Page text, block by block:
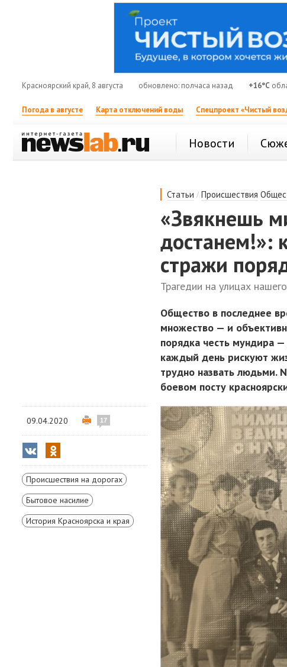
Красноярский край, 8 августа обновлено: полчаса назад +16°C
Погода в августе Карта отключений воды Спецпроект «Чистый
Новости
Статьи /Происшествия
«Звякнешь
достанем!»:
стражи
Трагедии на улицах
Общество в последнее
множество — и
порядка честь мундира
каждый день рискуют
трудно назвать людьми.
боевом посту
09.04.2020 17
Происшествия на дорогах
Бытовое насилие
История Красноярска и края